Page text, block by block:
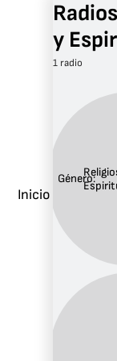
Inicio
y
1 radio
Género: